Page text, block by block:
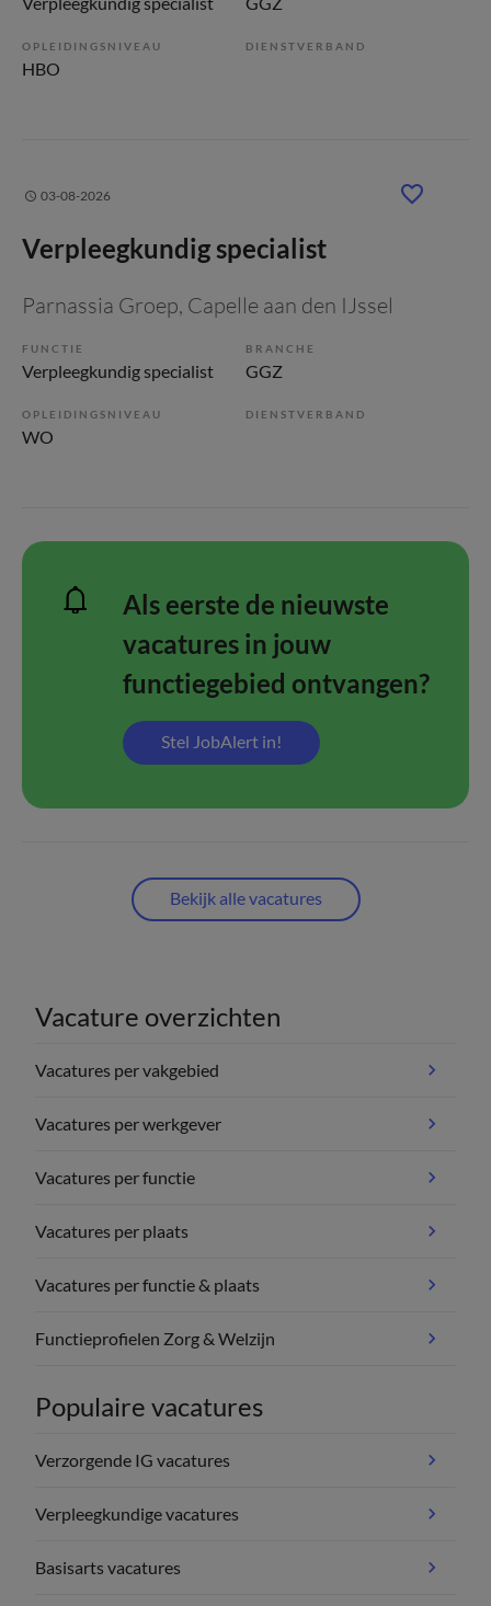
OPLEIDINGSNIVEAU
HBO
DIENSTVERBAND
03-08-2026
Verpleegkundig specialist
Parnassia Groep, Capelle aan den IJssel
FUNCTIE
Verpleegkundig specialist
BRANCHE
GGZ
OPLEIDINGSNIVEAU
WO
DIENSTVERBAND
Als eerste de nieuwste
vacatures in jouw
functiegebied ontvangen?
Stel JobAlert in!
Bekijk alle vacatures
Vacature overzichten
Vacatures per vakgebied
Vacatures per werkgever
Vacatures per functie
Vacatures per plaats
Vacatures per functie & plaats
Functieprofielen Zorg & Welzijn
Populaire vacatures
Verzorgende IG vacatures
Verpleegkundige vacatures
Basisarts vacatures